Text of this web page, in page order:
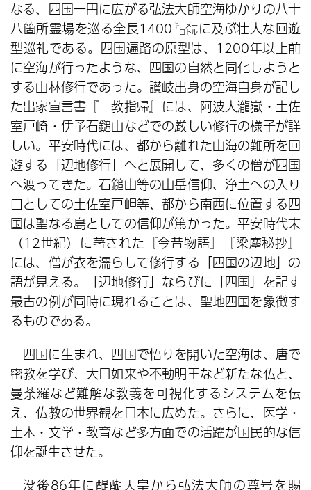
なる、四国一円に広がる弘法大師空海ゆかりの八十
八箇所霊場を巡る全長1400㌔㍍に及ぶ壮大な回遊
型巡礼である。四国遍路の原型は、1200年以上前
に空海が行ったような、四国の自然と同化しようと
する山林修行であった。讃岐出身の空海自身が記し
た出家宣言書『三教指帰』には、阿波大瀧嶽・土佐
室戸崎・伊予石鎚山などでの厳しい修行の様子が詳
しい。平安時代には、都から離れた山海の難所を回
遊する「辺地修行」へと展開して、多くの僧が四国
へ渡ってきた。石鎚山等の山岳信仰、浄土への入り
口としての土佐室戸岬等、都から南西に位置する四
国は聖なる島としての信仰が篤かった。平安時代末
（12世紀）に著された『今昔物語』『梁塵秘抄』
には、僧が衣を濡らして修行する「四国の辺地」の
語が見える。「辺地修行」ならびに「四国」を記す
最古の例が同時に現れることは、聖地四国を象徴す
るものである。
四国に生まれ、四国で悟りを開いた空海は、唐で
密教を学び、大日如来や不動明王など新たな仏と、
曼荼羅など難解な教義を可視化するシステムを伝
え、仏教の世界観を日本に広めた。さらに、医学・
土木・文学・教育など多方面での活躍が国民的な信
仰を誕生させた。
没後86年に醍醐天皇から弘法大師の尊号を賜